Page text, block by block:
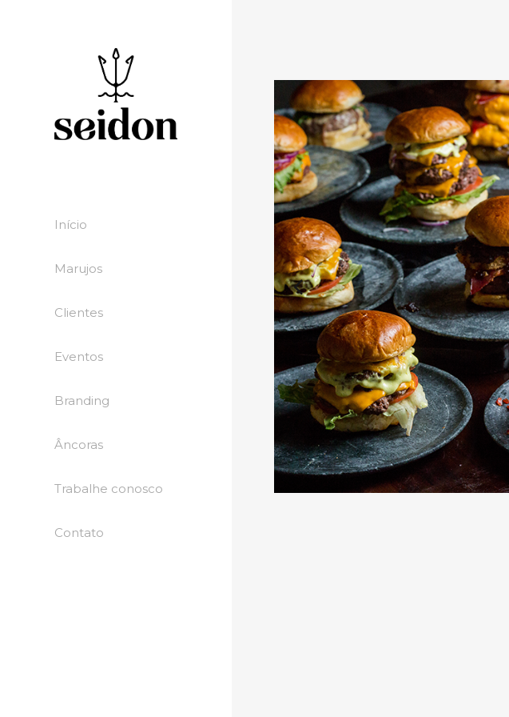
Início
Marujos
Clientes
Eventos
Branding
Âncoras
Trabalhe conosco
Contato